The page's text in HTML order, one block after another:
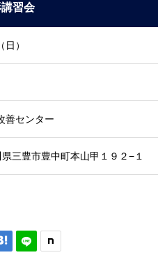
習会
）
善センター
三豊市豊中町本山甲１９２−１